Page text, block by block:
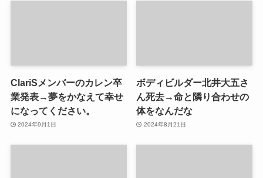
ClariSメンバーのカレン卒
業発表→夢をかなえて幸せ
になってください。
2024年9月1日
ボディビルダー北井大五さ
ん死去→命と隣り合わせの
体をなんだな
2024年8月21日